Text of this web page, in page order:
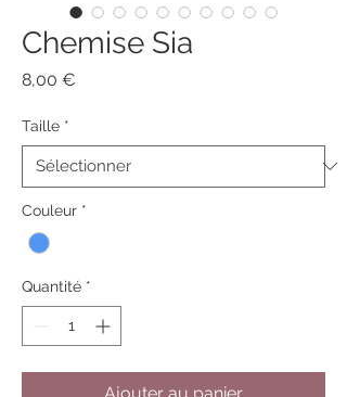
Chemise Sia
8,00 €
Taille *
Couleur *
Quantité *